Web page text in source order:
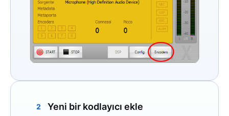
2 Yeni bir kodlayıcı ekle